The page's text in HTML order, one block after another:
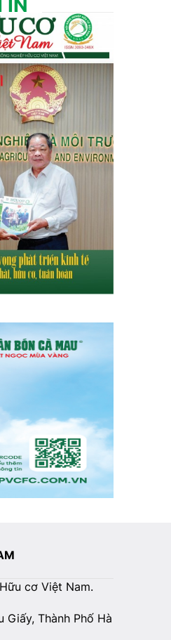
IN
cơ Việt Nam.
Giấy, Thành Phố Hà